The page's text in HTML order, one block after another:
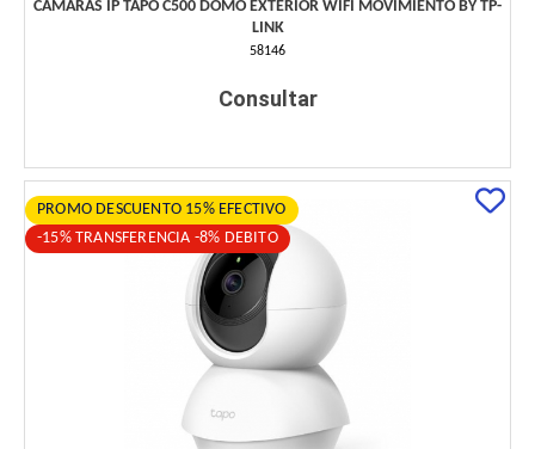
CAMARAS IP TAPO C500 DOMO EXTERIOR WIFI MOVIMIENTO BY TP-
LINK
58146
Consultar
PROMO DESCUENTO 15% EFECTIVO
-15% TRANSFERENCIA -8% DEBITO